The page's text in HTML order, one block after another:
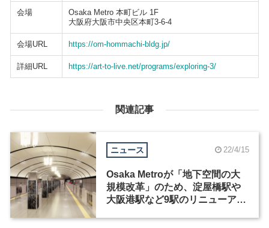
会場
Osaka Metro 本町ビル 1F
大阪府大阪市中央区本町3-6-4
会場URL https://om-hommachi-bldg.jp/
詳細URL https://art-to-live.net/programs/exploring-3/
関連記事
ニュース 22/4/15
Osaka Metroが「地下空間の大
規模改革」のため、淀屋橋駅や
大阪港駅など9駅のリニューアル